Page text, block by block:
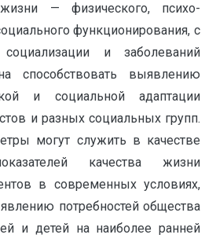
— физического, психо-
функционирования, с
и заболеваний
способствовать выявлению
и социальной адаптации
и разных социальных групп.
могут служить в качестве
качества жизни
в современных условиях,
потребностей общества
и детей на наиболее ранней